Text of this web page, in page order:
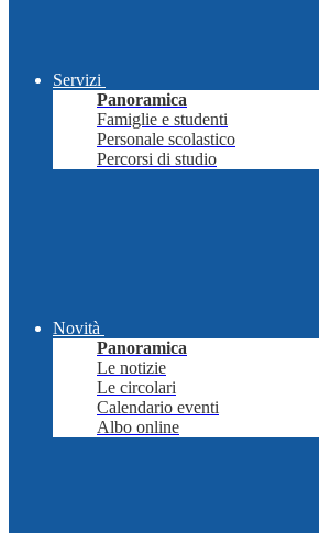
Servizi
Panoramica
Famiglie e studenti
Personale scolastico
Percorsi di studio
Novità
Panoramica
Le notizie
Le circolari
Calendario eventi
Albo online